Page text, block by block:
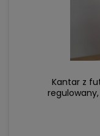
Kantar z